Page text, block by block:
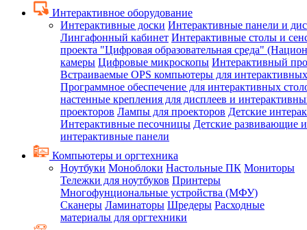
Интерактивное оборудование
Интерактивные доски Интерактивные панели и
Лингафонный кабинет Интерактивные столы и
проекта "Цифровая образовательная среда"
камеры Цифровые микроскопы Интерактивный
Встраиваемые OPS компьютеры для
Программное обеспечение для интерактивных
настенные крепления для дисплеев и
проекторов Лампы для проекторов Детские
Интерактивные песочницы Детские развивающие
интерактивные панели
Компьютеры и оргтехника
Ноутбуки Моноблоки Настольные ПК Мониторы
Тележки для ноутбуков Принтеры
Многофунциональные устройства (МФУ)
Сканеры Ламинаторы Шредеры Расходные
материалы для оргтехники